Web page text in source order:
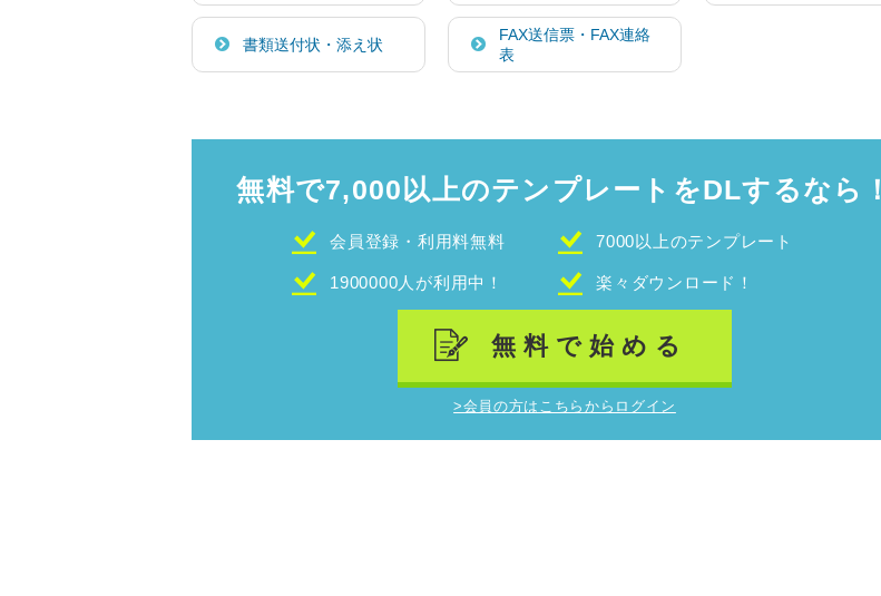
書類送付状・添え状
FAX送信票・FAX連絡
表
無料で7,000以上のテンプレートをDLするなら！
会員登録・利用料無料 7000以上のテンプレート
1900000人が利用中！ 楽々ダウンロード！
無料で始める
>会員の方はこちらからログイン